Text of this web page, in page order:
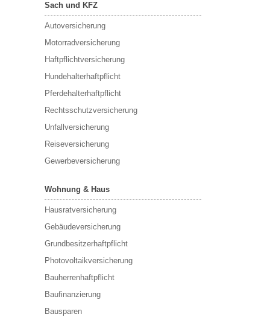
Sach und KFZ
Autoversicherung
Motorradversicherung
Haftpflichtversicherung
Hundehalterhaftpflicht
Pferdehalterhaftpflicht
Rechtsschutzversicherung
Unfallversicherung
Reiseversicherung
Gewerbeversicherung
Wohnung & Haus
Hausratversicherung
Gebäudeversicherung
Grundbesitzerhaftpflicht
Photovoltaikversicherung
Bauherrenhaftpflicht
Baufinanzierung
Bausparen